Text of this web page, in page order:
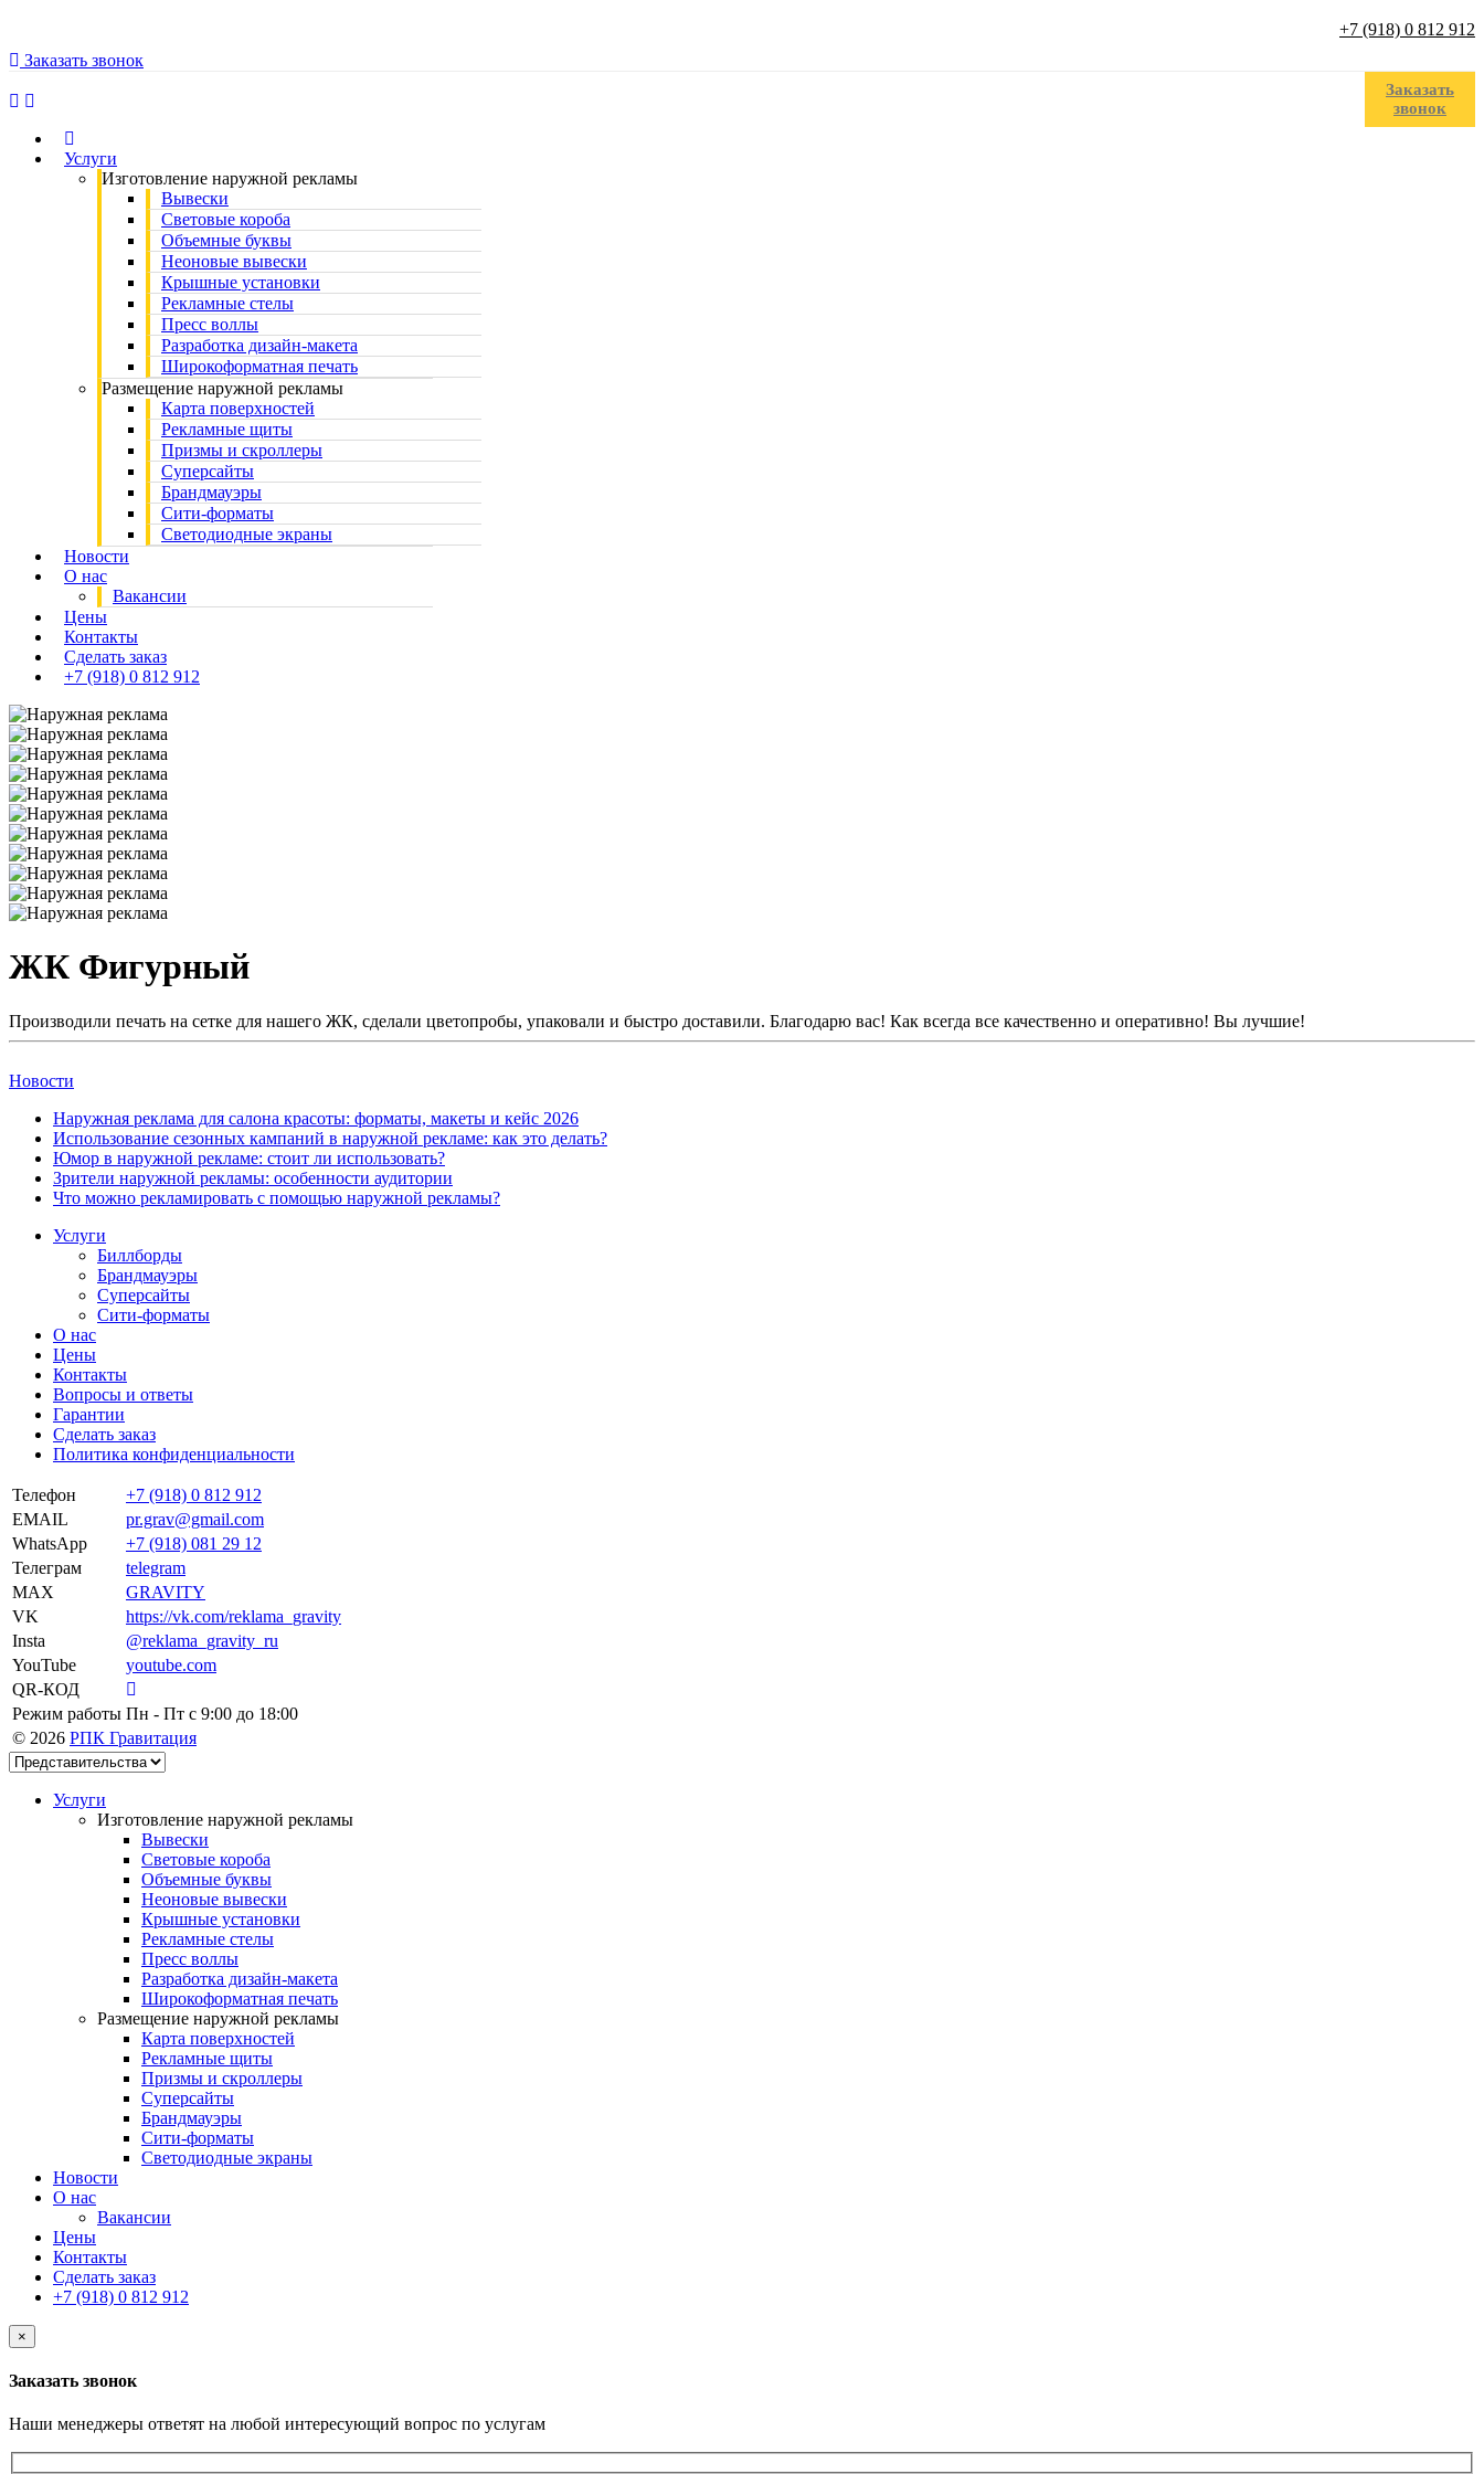
+7 (918) 0 812 912
Заказать звонок
Заказать
звонок
Услуги
Изготовление наружной рекламы
Вывески
Световые короба
Объемные буквы
Неоновые вывески
Крышные установки
Рекламные стелы
Пресс воллы
Разработка дизайн-макета
Широкоформатная печать
Размещение наружной рекламы
Карта поверхностей
Рекламные щиты
Призмы и скроллеры
Суперсайты
Брандмауэры
Сити-форматы
Светодиодные экраны
Новости
О нас
Вакансии
Цены
Контакты
Сделать заказ
+7 (918) 0 812 912
ЖК Фигурный
Производили печать на сетке для нашего ЖК, сделали цветопробы, упаковали и быстро доставили. Благодарю вас! Как всегда все качественно и оперативно! Вы лучшие!
Новости
Наружная реклама для салона красоты: форматы, макеты и кейс 2026
Использование сезонных кампаний в наружной рекламе: как это делать?
Юмор в наружной рекламе: стоит ли использовать?
Зрители наружной рекламы: особенности аудитории
Что можно рекламировать с помощью наружной рекламы?
Услуги
Биллборды
Брандмауэры
Суперсайты
Сити-форматы
О нас
Цены
Контакты
Вопросы и ответы
Гарантии
Сделать заказ
Политика конфиденциальности
Телефон
+7 (918) 0 812 912
EMAIL
pr.grav@gmail.com
WhatsApp
+7 (918) 081 29 12
Телеграм
telegram
MAX
GRAVITY
VK
https://vk.com/reklama_gravity
Insta
@reklama_gravity_ru
YouTube
youtube.com
QR-КОД
Режим работы Пн - Пт c 9:00 до 18:00
© 2026 РПК Гравитация
Услуги
Изготовление наружной рекламы
Вывески
Световые короба
Объемные буквы
Неоновые вывески
Крышные установки
Рекламные стелы
Пресс воллы
Разработка дизайн-макета
Широкоформатная печать
Размещение наружной рекламы
Карта поверхностей
Рекламные щиты
Призмы и скроллеры
Суперсайты
Брандмауэры
Сити-форматы
Светодиодные экраны
Новости
О нас
Вакансии
Цены
Контакты
Сделать заказ
+7 (918) 0 812 912
×
Заказать звонок
Наши менеджеры ответят на любой интересующий вопрос по услугам